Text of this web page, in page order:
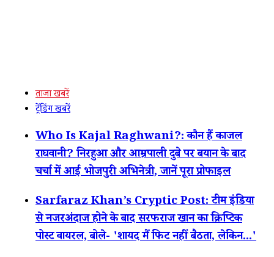
ताजा खबरें
ट्रेंडिंग खबरें
Who Is Kajal Raghwani?: कौन हैं काजल
राघवानी? निरहुआ और आम्रपाली दुबे पर बयान के बाद
चर्चा में आईं भोजपुरी अभिनेत्री, जानें पूरा प्रोफाइल
Sarfaraz Khan’s Cryptic Post: टीम इंडिया
से नजरअंदाज होने के बाद सरफराज खान का क्रिप्टिक
पोस्ट वायरल, बोले- 'शायद मैं फिट नहीं बैठता, लेकिन...'